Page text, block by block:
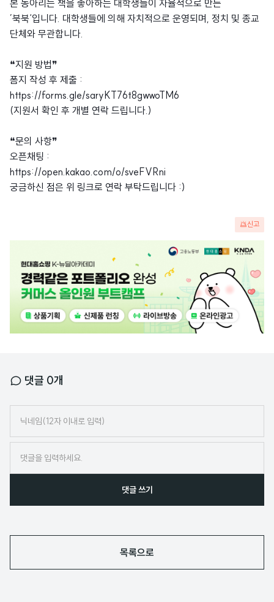
본 동아리는 책을 좋아하는 대학생들이 자율적으로 만든
’북북‘입니다. 대학생들에 의해 자치적으로 운영되며, 정치 및 종교
단체와 무관합니다.
❝지원 방법❞
폼지 작성 후 제출 :
https://forms.gle/saryKT76t8gwwoTM6
(지원서 확인 후 개별 연락 드립니다.)
❝문의 사항❞
오픈채팅 :
https://open.kakao.com/o/sveFVRni
궁금하신 점은 위 링크로 연락 부탁드립니다 :)
신고
댓글 0개
임
댓글 쓰기
목록으로